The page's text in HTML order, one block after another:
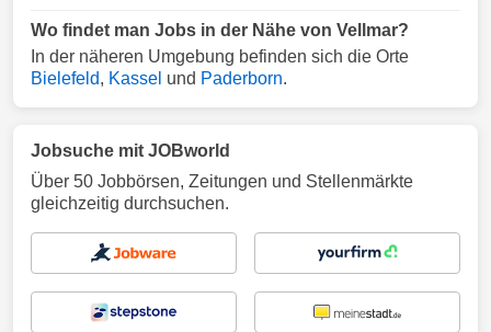
Wo findet man Jobs in der Nähe von Vellmar?
In der näheren Umgebung befinden sich die Orte
Bielefeld, Kassel und Paderborn.
Jobsuche mit JOBworld
Über 50 Jobbörsen, Zeitungen und Stellenmärkte
gleichzeitig durchsuchen.